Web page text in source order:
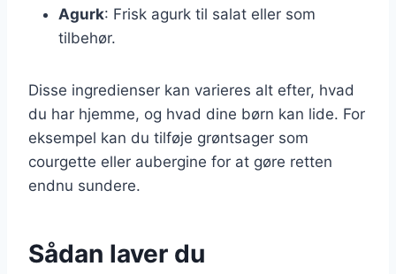
Agurk: Frisk agurk til salat eller som
tilbehør.
Disse ingredienser kan varieres alt efter, hvad
du har hjemme, og hvad dine børn kan lide. For
eksempel kan du tilføje grøntsager som
courgette eller aubergine for at gøre retten
endnu sundere.
Sådan laver du